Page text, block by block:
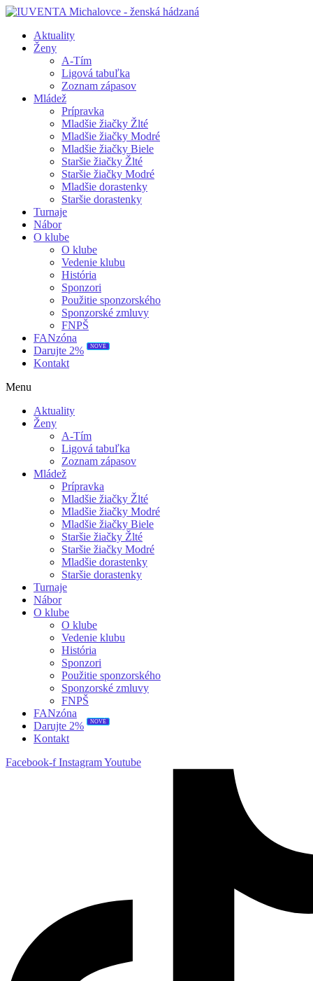
Aktuality
Ženy
A-Tím
Ligová tabuľka
Zoznam zápasov
Mládež
Prípravka
Mladšie žiačky Žlté
Mladšie žiačky Modré
Mladšie žiačky Biele
Staršie žiačky Žlté
Staršie žiačky Modré
Mladšie dorastenky
Staršie dorastenky
Turnaje
Nábor
O klube
O klube
Vedenie klubu
História
Sponzori
Použitie sponzorského
Sponzorské zmluvy
FNPŠ
FANzóna
Darujte 2%
NOVÉ
Kontakt
Menu
Aktuality
Ženy
A-Tím
Ligová tabuľka
Zoznam zápasov
Mládež
Prípravka
Mladšie žiačky Žlté
Mladšie žiačky Modré
Mladšie žiačky Biele
Staršie žiačky Žlté
Staršie žiačky Modré
Mladšie dorastenky
Staršie dorastenky
Turnaje
Nábor
O klube
O klube
Vedenie klubu
História
Sponzori
Použitie sponzorského
Sponzorské zmluvy
FNPŠ
FANzóna
Darujte 2%
NOVÉ
Kontakt
Facebook-f InstagramYoutube